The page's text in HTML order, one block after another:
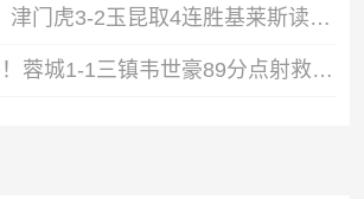
让二追三！津门虎3-2玉昆取4连胜基莱斯读秒绝杀萨尔瓦多破门
蓉城5连平！蓉城1-1三镇韦世豪89分点射救主费利佩造点李昂破门